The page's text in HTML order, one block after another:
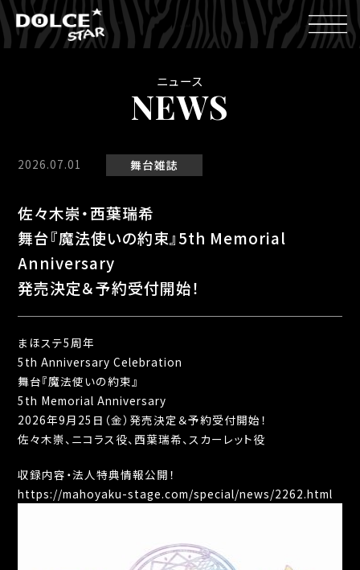
ニュース
NEWS
2026.07.01 舞台雑誌
佐々木崇・西葉瑞希
舞台『魔法使いの約束』5th Memorial
Anniversary
発売決定＆予約受付開始！
まほステ5周年
5th Anniversary Celebration
舞台『魔法使いの約束』
5th Memorial Anniversary
2026年9月25日（金）発売決定＆予約受付開始！
佐々木崇、ニコラス役、西葉瑞希、スカーレット役
収録内容・法人特典情報公開！
https://mahoyaku-stage.com/special/news/2262.html